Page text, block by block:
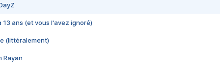
13 ans (et vous l'avez ignoré)
(littéralement)
Rayan